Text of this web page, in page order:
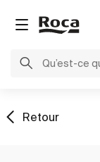
Retour